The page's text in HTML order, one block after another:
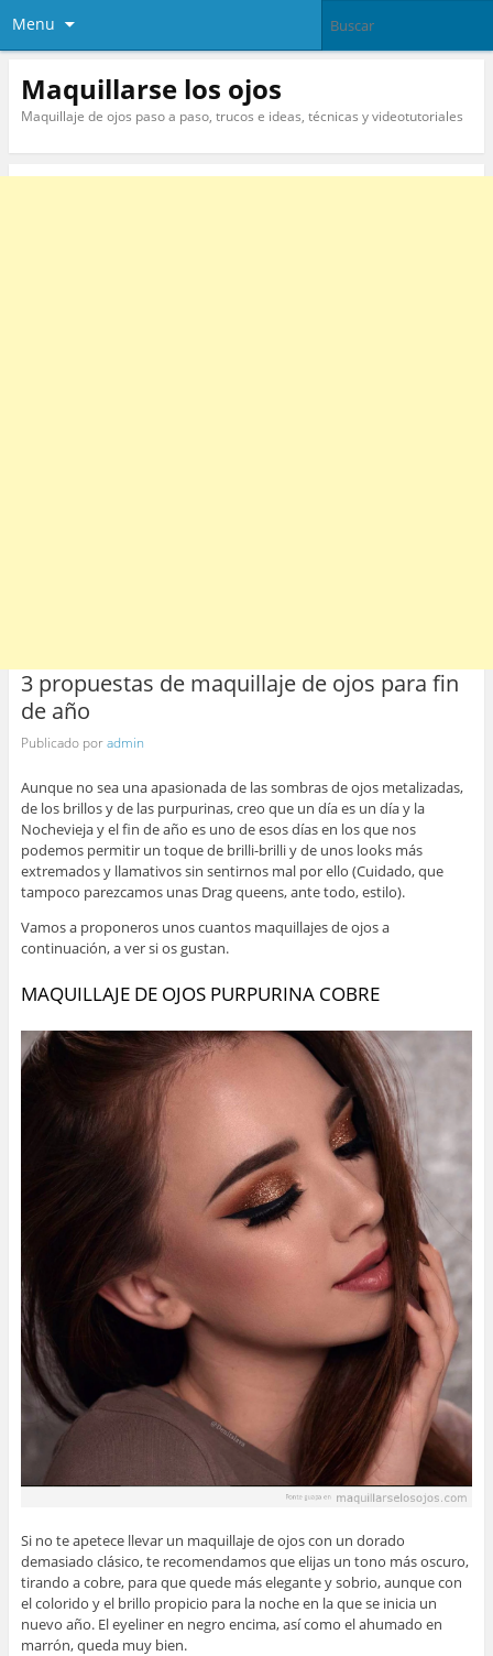
Menu
Maquillarse los ojos
Maquillaje de ojos paso a paso, trucos e ideas, técnicas y videotutoriales
3 propuestas de maquillaje de ojos para fin
de año
Publicado poradmin
Aunque no sea una apasionada de las sombras de ojos metalizadas,
de los brillos y de las purpurinas, creo que un día es un día y la
Nochevieja y el fin de año es uno de esos días en los que nos
podemos permitir un toque de brilli-brilli y de unos looks más
extremados y llamativos sin sentirnos mal por ello (Cuidado, que
tampoco parezcamos unas Drag queens, ante todo, estilo).
Vamos a proponeros unos cuantos maquillajes de ojos a
continuación, a ver si os gustan.
MAQUILLAJE DE OJOS PURPURINA COBRE
Si no te apetece llevar un maquillaje de ojos con un dorado
demasiado clásico, te recomendamos que elijas un tono más oscuro,
tirando a cobre, para que quede más elegante y sobrio, aunque con
el colorido y el brillo propicio para la noche en la que se inicia un
nuevo año. El eyeliner en negro encima, así como el ahumado en
marrón, queda muy bien.